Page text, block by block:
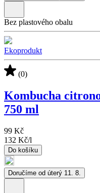
Bez plastového obalu
Ekoprodukt
(0)
Kombucha
750 ml
99 Kč
132 Kč/l
Do košíku
Doručíme od úterý 11. 8.